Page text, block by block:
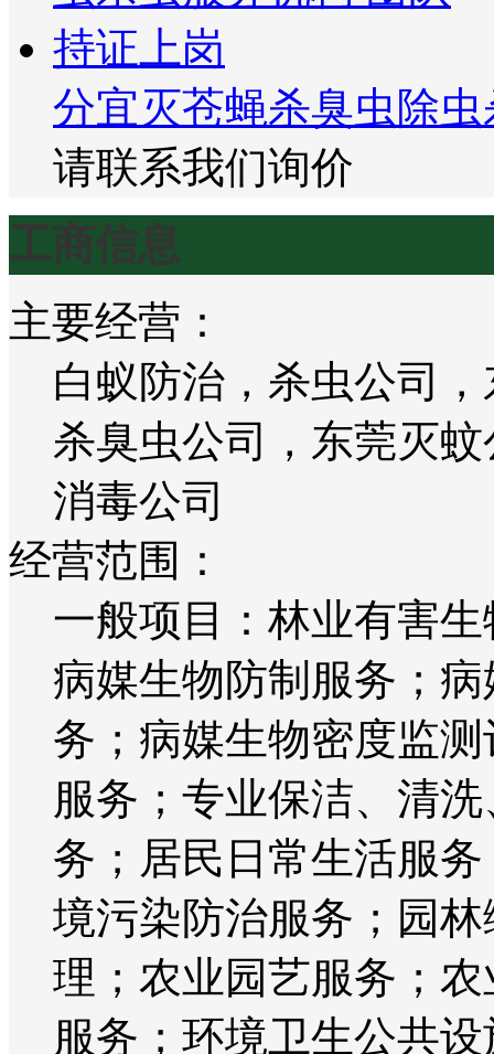
分宜灭苍蝇杀臭虫除
请联系我们询价
工商信息
主要经营：
白蚁防治，杀虫公司
杀臭虫公司，东莞灭
消毒公司
经营范围：
一般项目：林业有害
病媒生物防制服务；
务；病媒生物密度监
服务；专业保洁、清
务；居民日常生活服
境污染防治服务；园
理；农业园艺服务；
服务；环境卫生公共